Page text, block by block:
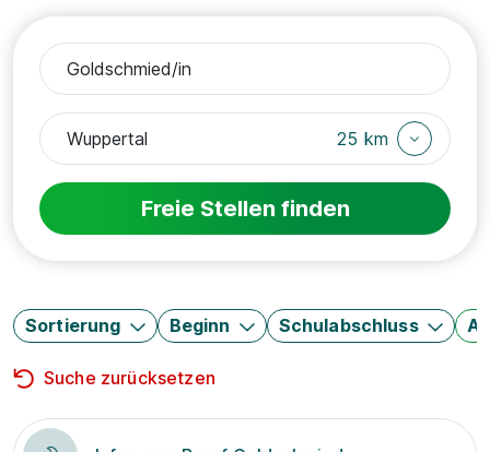
25 km
Freie Stellen finden
Sortierung Beginn Schulabschluss
Suche zurücksetzen